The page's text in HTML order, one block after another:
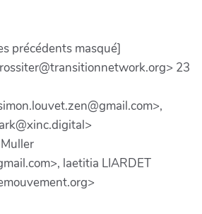
précédents masqué]
23
laetitia LIARDET